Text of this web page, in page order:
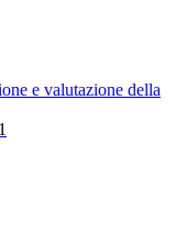
e valutazione della
1